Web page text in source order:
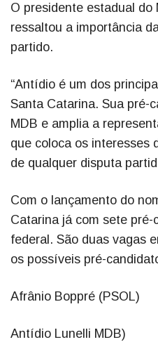
O presidente estadual do
ressaltou a importância
partido.
“Antídio é um dos
Santa Catarina. Sua pré-
MDB e amplia a
que coloca os interesses
de qualquer disputa
Com o lançamento do
Catarina já com sete
federal. São duas vagas
os possíveis pré-
Afrânio Boppré (PSOL)
Antídio Lunelli MDB)